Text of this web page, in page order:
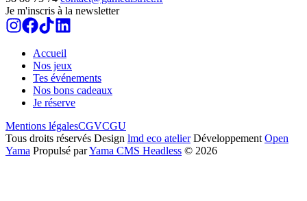
Je m'inscris à la newsletter
Accueil
Nos jeux
Tes événements
Nos bons cadeaux
Je réserve
Mentions légalesCGVCGU
Tous droits réservés Design lmd eco atelier Développement Open
Yama Propulsé parYama CMS Headless © 2026